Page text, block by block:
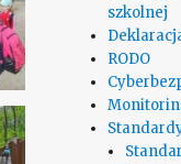
szkolnej
RODO